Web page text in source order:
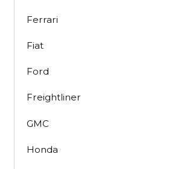
Ferrari
Fiat
Ford
Freightliner
GMC
Honda